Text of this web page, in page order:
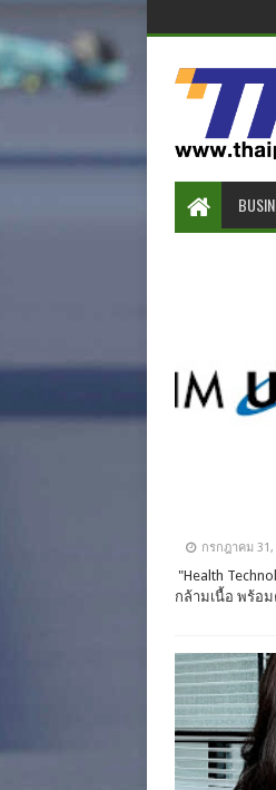
กรกฎาคม 31,
"Health
กล้ามเนื้อ พร้อ